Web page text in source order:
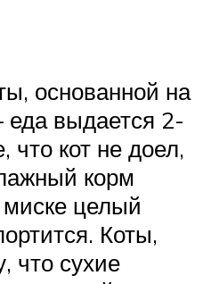
основанной на
еда выдается 2-
что кот не доел,
корм
целый
Коты,
что сухие